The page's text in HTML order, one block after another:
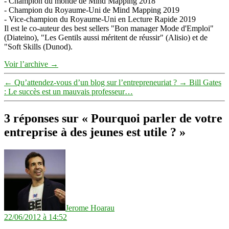
- Champion du Royaume-Uni de Mind Mapping 2019
- Vice-champion du Royaume-Uni en Lecture Rapide 2019
Il est le co-auteur des best sellers "Bon manager Mode d'Emploi"
(Diateino), "Les Gentils aussi méritent de réussir" (Alisio) et de
"Soft Skills (Dunod).
Voir l’archive →
← Qu’attendez-vous d’un blog sur l’entrepreneuriat ? → Bill Gates
: Le succès est un mauvais professeur…
3 réponses sur « Pourquoi parler de votre
entreprise à des jeunes est utile ? »
Jerome Hoarau
22/06/2012 à 14:52